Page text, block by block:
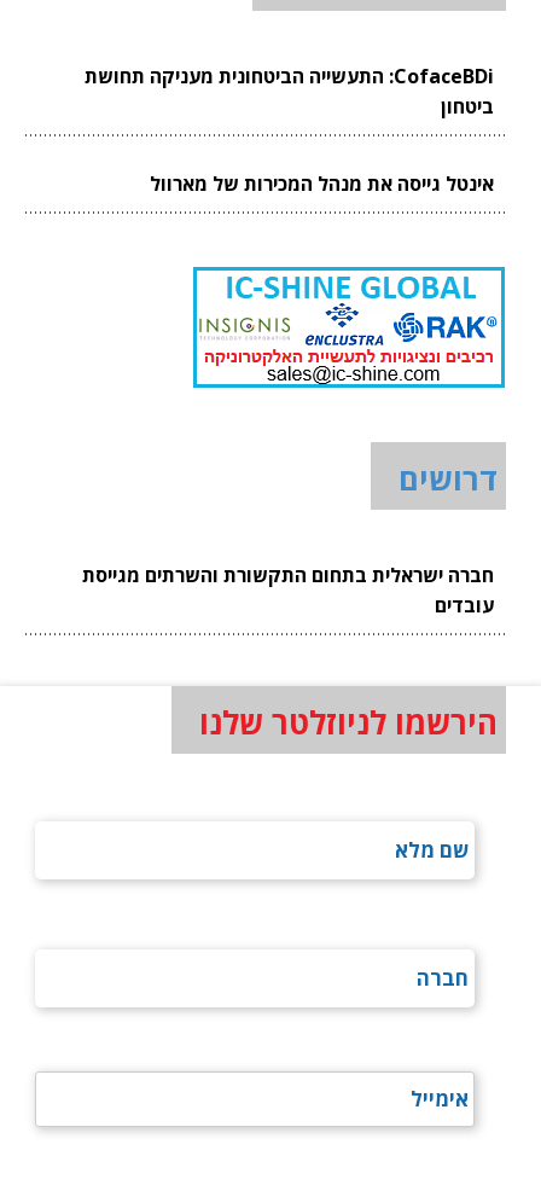
CofaceBDi: התעשייה הביטחונית מעניקה תחושת
ביטחון
אינטל גייסה את מנהל המכירות של מארוול
דרושים
חברה ישראלית בתחום התקשורת והשרתים מגייסת
עובדים
הירשמו לניוזלטר שלנו